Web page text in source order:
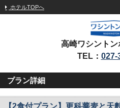
ホテルTOPへ
高崎ワシント
TEL： 027-
プラン詳細